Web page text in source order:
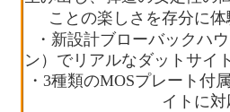
ことの楽しさを存分に体
・新設計ブローバックハ
ン）でリアルなダットサイ
・3種類のMOSプレート付
イトに対